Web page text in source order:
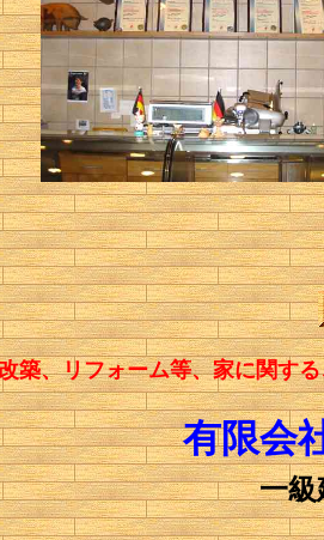
築、リフォーム等、家に関す
有限会
一級